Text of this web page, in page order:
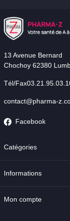
13 Avenue Bernard
Chochoy 62380
Tél/
contact@pharma-
Facebook
Catégories
Informations
Mon compte